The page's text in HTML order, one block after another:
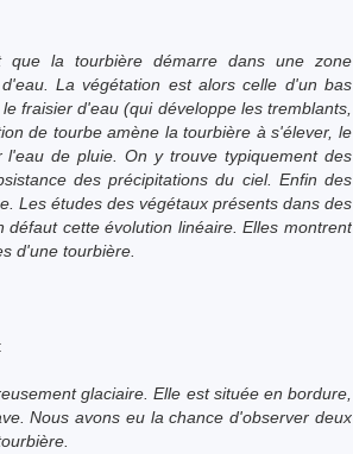
la tourbière démarre dans une zone
La végétation est alors celle d'un bas
fraisier d'eau (qui développe les tremblants,
de tourbe amène la tourbière à s'élever, le
de pluie. On y trouve typiquement des
des précipitations du ciel. Enfin des
Les études des végétaux présents dans des
cette évolution linéaire. Elles montrent
d'une tourbière.
glaciaire. Elle est située en bordure,
Nous avons eu la chance d'observer deux